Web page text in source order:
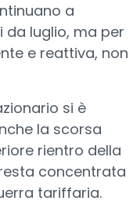
a
da luglio, ma per
e reattiva, non
si è
la scorsa
rientro della
concentrata
tariffaria.